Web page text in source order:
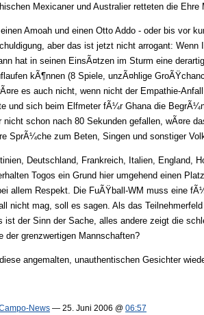
Mexicaner und Australier retteten die
Amoah und einen Otto Addo - oder bis vor
aber das ist jetzt nicht arrogant:
hat in seinen EinsÃ¤tzen im Sturm eine
kÃ¶nnen (8 Spiele, unzÃ¤hlige
es auch nicht, wenn nicht der Empathie-
und sich beim Elfmeter fÃ¼r Ghana die
nicht schon nach 80 Sekunden gefallen, wÃ¤re
SprÃ¼che zum Beten, Singen und sonstiger
Deutschland, Frankreich, Italien, England,
Togos ein Grund hier umgehend einen
allem Respekt. Die FuÃŸball-WM muss eine
nicht mag, soll es sagen. Als das
ist der Sinn der Sache, alles andere zeigt die
der grenzwertigen Mannschaften?
angemalten, unauthentischen Gesichter
News — 25. Juni 2006 @ 06:57